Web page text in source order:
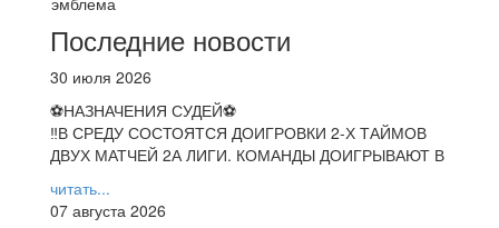
Последние новости
30 июля 2026
⚽НАЗНАЧЕНИЯ СУДЕЙ⚽
‼В СРЕДУ СОСТОЯТСЯ ДОИГРОВКИ 2-Х ТАЙМОВ
ДВУХ МАТЧЕЙ 2А ЛИГИ. КОМАНДЫ ДОИГРЫВАЮТ В
читать...
07 августа 2026